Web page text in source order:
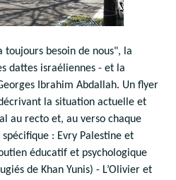
toujours besoin de nous", la
dattes israéliennes - et la
Ibrahim Abdallah. Un flyer
la situation actuelle et
au recto et, au verso chaque
: Evry Palestine et
éducatif et psychologique
de Khan Yunis) - L’Olivier et